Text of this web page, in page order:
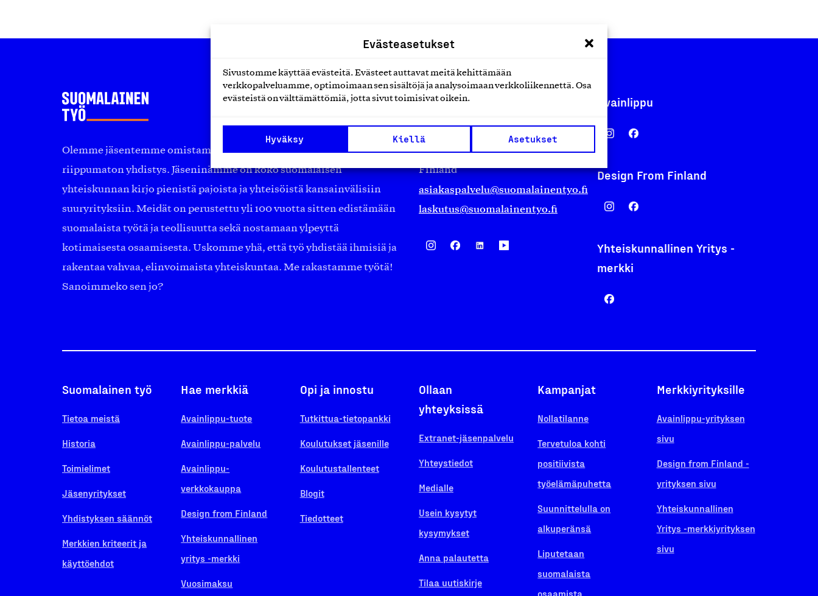
Evästeasetukset
Sivustomme käyttää evästeitä. Evästeet auttavat meitä kehittämään
verkkopalveluamme, optimoimaan sen sisältöjä ja analysoimaan verkkoliikennettä. Osa
evästeistä on välttämättömiä, jotta sivut toimisivat oikein.
Hyväksy Kiellä Asetukset
Olemme jäsentemme omistama puolueeton, työmarkkinajärjestöistä
riippumaton yhdistys. Jäseninämme on koko suomalaisen
yhteiskunnan kirjo pienistä pajoista ja yhteisöistä kansainvälisiin
suuryrityksiin. Meidät on perustettu yli 100 vuotta sitten edistämään
suomalaista työtä ja teollisuutta sekä nostamaan ylpeyttä
kotimaisesta osaamisesta. Uskomme yhä, että työ yhdistää ihmisiä ja
rakentaa vahvaa, elinvoimaista yhteiskuntaa. Me rakastamme työtä!
Sanoimmeko sen jo?
Suomalainen työ ry
00130 Helsinki
Finland
asiakaspalvelu@suomalainentyo.fi
laskutus@suomalainentyo.fi
Avainlippu
Design From Finland
Yhteiskunnallinen Yritys -
merkki
Suomalainen työ
Tietoa meistä
Historia
Toimielimet
Jäsenyritykset
Yhdistyksen säännöt
Merkkien kriteerit ja
käyttöehdot
Hae merkkiä
Avainlippu-tuote
Avainlippu-palvelu
Avainlippu-
verkkokauppa
Design from Finland
Yhteiskunnallinen
yritys -merkki
Vuosimaksu
Opi ja innostu
Tutkittua-tietopankki
Koulutukset jäsenille
Koulutustallenteet
Blogit
Tiedotteet
Ollaan
yhteyksissä
Extranet-jäsenpalvelu
Yhteystiedot
Medialle
Usein kysytyt
kysymykset
Anna palautetta
Tilaa uutiskirje
Kampanjat
Nollatilanne
Tervetuloa kohti
positiivista
työelämäpuhetta
Suunnittelulla on
alkuperänsä
Liputetaan
suomalaista
osaamista
Merkkiyrityksille
Avainlippu-yrityksen
sivu
Design from Finland -
yrityksen sivu
Yhteiskunnallinen
Yritys -merkkiyrityksen
sivu